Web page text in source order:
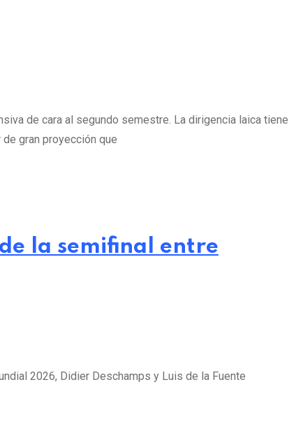
de cara al segundo semestre. La dirigencia laica tiene
gran proyección que
la semifinal entre
2026, Didier Deschamps y Luis de la Fuente